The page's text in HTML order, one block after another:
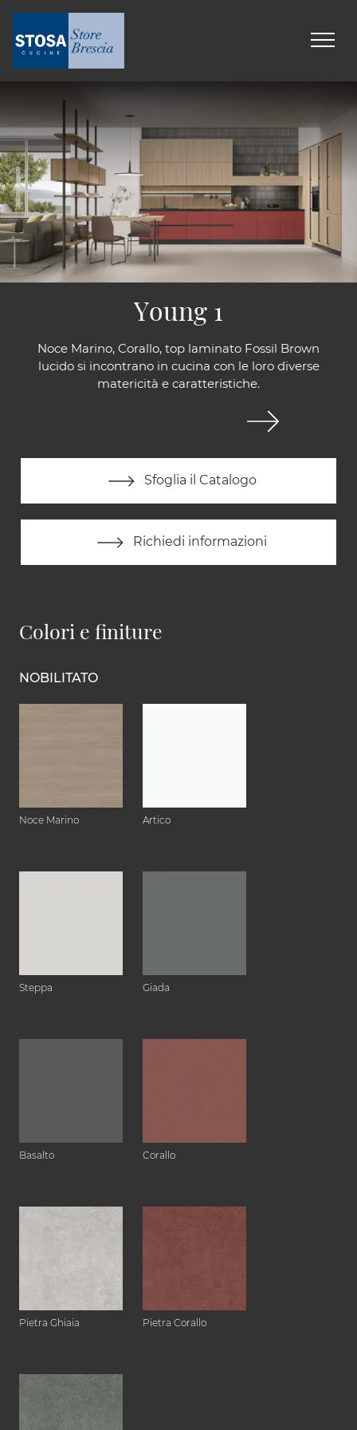
Noce Marino, Corallo, top laminato Fossil Brown
lucido si incontrano in cucina con le loro diverse
matericità e caratteristiche.
Sfoglia il Catalogo
Richiedi informazioni
Young 1
Colori e finiture
NOBILITATO
Noce Marino Artico
Steppa Giada
Basalto Corallo
Pietra Ghiaia Pietra Corallo